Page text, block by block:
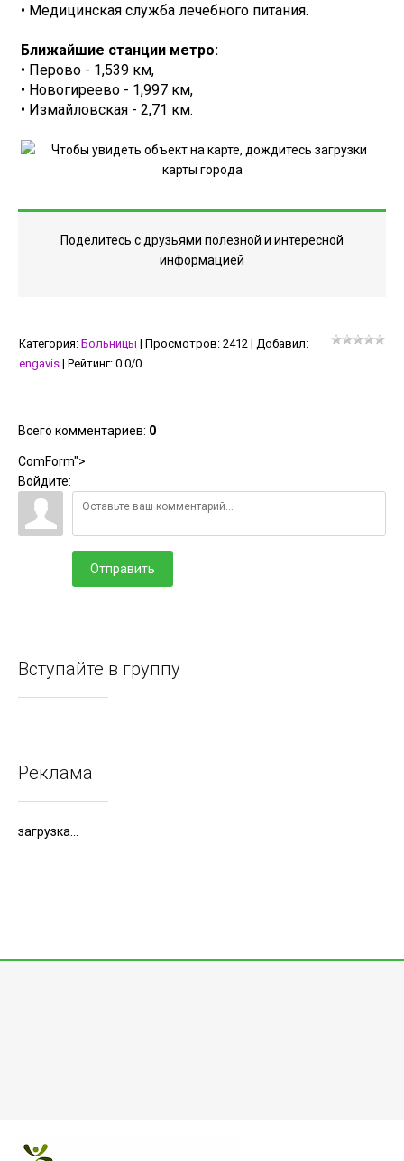
• Медицинская служба лечебного питания.
Ближайшие станции метро:
• Перово - 1,539 км,
• Новогиреево - 1,997 км,
• Измайловская - 2,71 км.
Поделитесь с друзьями полезной и интересной
информацией
Категория: Больницы | Просмотров: 2412 | Добавил:
engavis | Рейтинг: 0.0/0
Всего комментариев: 0
ComForm">
Войдите:
Отправить
Вступайте в группу
Реклама
загрузка...